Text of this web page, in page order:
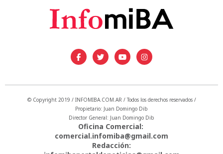
© Copyright 2019 / INFOMIBA.COM.AR / Todos los derechos reservados /
Propietario: Juan Domingo Dib
Director General: Juan Domingo Dib
Oficina Comercial:
comercial.infomiba@gmail.com
Redacción: